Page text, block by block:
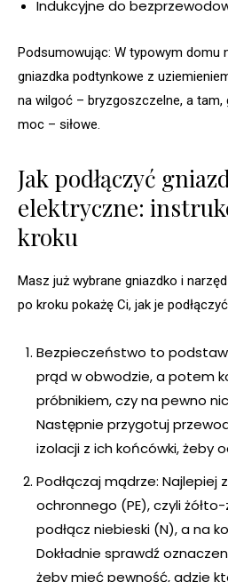
Indukcyjne do
Podsumowując: W typowym domu
gniazdka podtynkowe z
na wilgoć – bryzgoszczelne, a
moc – siłowe.
Jak podłączyć
elektryczne:
kroku
Masz już wybrane gniazdko i
po kroku pokażę Ci, jak je
Bezpieczeństwo to
prąd w obwodzie, a potem
próbnikiem, czy na pewno
Następnie przygotuj
izolacji z ich końcówki, żeby
Podłączaj mądrze:
ochronnego (PE), czyli
podłącz niebieski (N), a na
Dokładnie sprawdź
żeby mieć pewność, gdzie